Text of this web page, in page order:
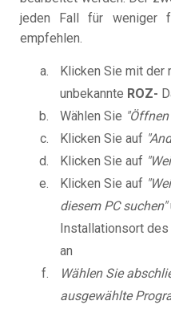
jeden Fall für weniger
empfehlen.
Klicken Sie mit der
unbekannte ROZ-
Wählen Sie
Klicken Sie auf
Klicken Sie auf
Klicken Sie auf
diesem PC suchen"
Installationsort
an
Wählen Sie
ausgewählte